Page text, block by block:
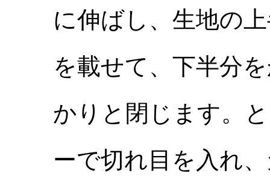
に伸ばし、生地の
を載せて、下半分
かりと閉じます。
ーで切れ目を入れ